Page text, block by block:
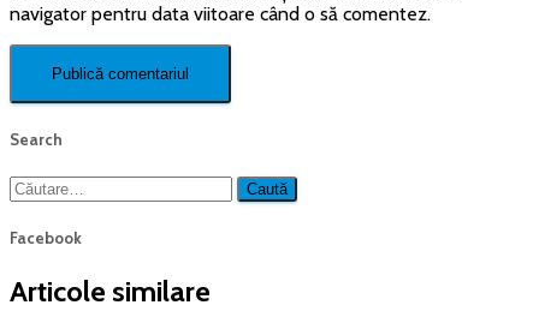
navigator pentru data viitoare când o să comentez.
Search
Caută
după:
Facebook
Articole similare